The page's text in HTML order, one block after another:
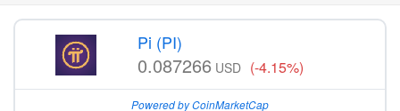
Pi (PI)
0.087266 USD (-4.15%)
Powered by CoinMarketCap